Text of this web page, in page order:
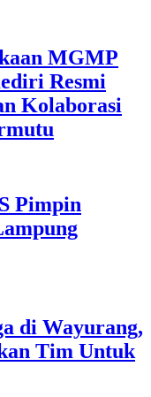
MGMP
Resmi
Kolaborasi
Pimpin
di Wayurang,
Tim Untuk